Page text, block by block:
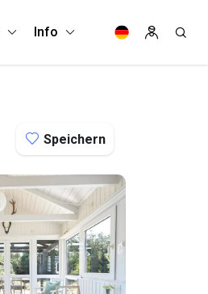
Info
Speichern